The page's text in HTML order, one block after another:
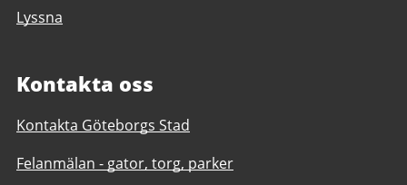
Lyssna
Kontakta oss
Kontakta Göteborgs Stad
Felanmälan - gator, torg, parker